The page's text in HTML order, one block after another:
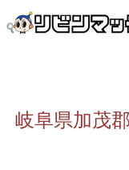
岐阜県加茂